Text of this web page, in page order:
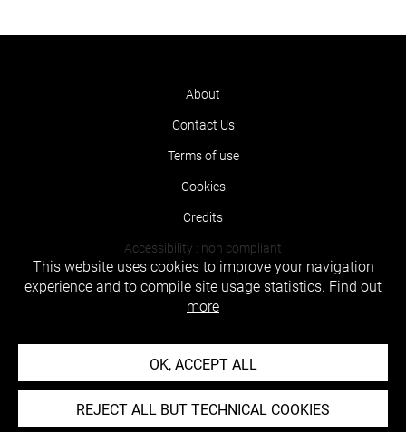
About
Contact Us
Terms of use
Cookies
Credits
Accessibility : non compliant
This website uses cookies to improve your navigation
experience and to compile site usage statistics. Find out
more
OK, ACCEPT ALL
REJECT ALL BUT TECHNICAL COOKIES